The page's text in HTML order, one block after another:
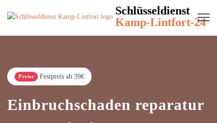
Schlüsseldienst
Kamp-Lintfort-24
Preise Festpreis ab 39€
Einbruchschaden reparatur